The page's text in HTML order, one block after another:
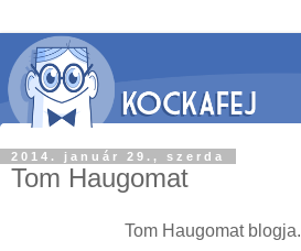
2014. január 29., szerda
Tom Haugomat
Tom Haugomat blogja.